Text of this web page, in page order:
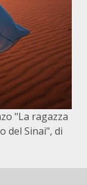
"La ragazza
del Sinai", di